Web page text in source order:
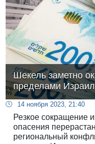
Шекель заметно
пределами
14 ноября 2023, 21:40
Резкое сокращение
опасения
региональный